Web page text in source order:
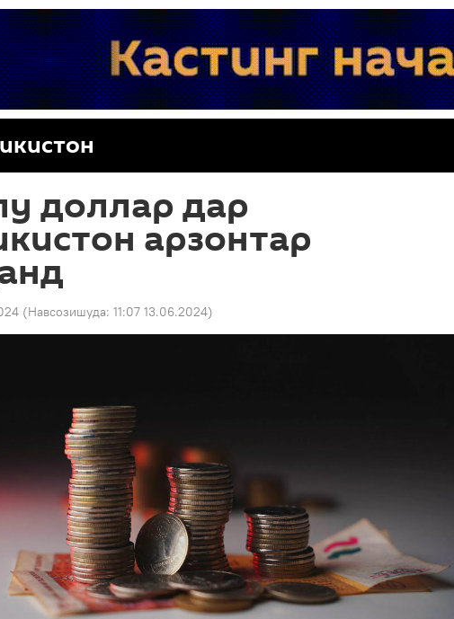
доллар дар
арзонтар
(Навсозишуда: 11:07 13.06.2024)